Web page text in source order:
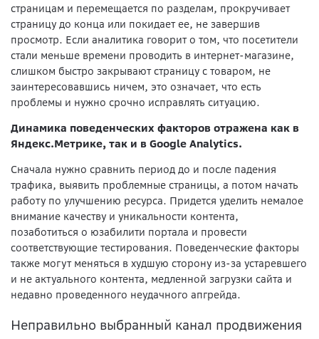
страницам и перемещается по разделам, прокручивает
страницу до конца или покидает ее, не завершив
просмотр. Если аналитика говорит о том, что посетители
стали меньше времени проводить в интернет-магазине,
слишком быстро закрывают страницу с товаром, не
заинтересовавшись ничем, это означает, что есть
проблемы и нужно срочно исправлять ситуацию.
Динамика поведенческих факторов отражена как в
Яндекс.Метрике, так и в Google Analytics.
Сначала нужно сравнить период до и после падения
трафика, выявить проблемные страницы, а потом начать
работу по улучшению ресурса. Придется уделить немалое
внимание качеству и уникальности контента,
позаботиться о юзабилити портала и провести
соответствующие тестирования. Поведенческие факторы
также могут меняться в худшую сторону из-за устаревшего
и не актуального контента, медленной загрузки сайта и
недавно проведенного неудачного апгрейда.
Неправильно выбранный канал продвижения